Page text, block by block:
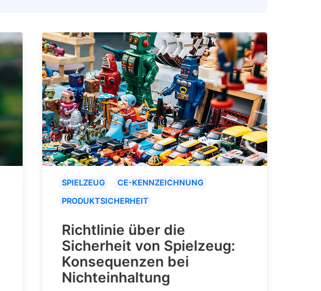
SPIELZEUG
CE-KENNZEICHNUNG
PRODUKTSICHERHEIT
Richtlinie über die
Sicherheit von Spielzeug:
Konsequenzen bei
Nichteinhaltung